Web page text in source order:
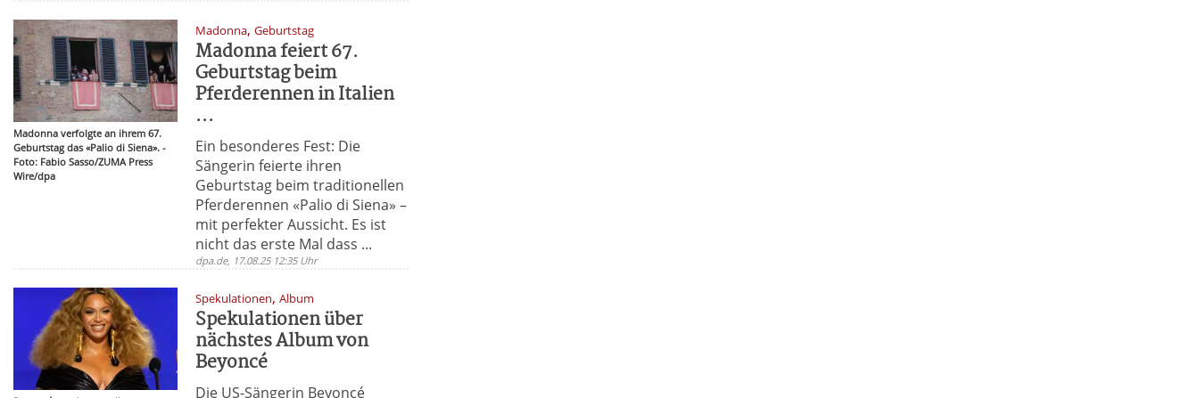
Madonna verfolgte an ihrem 67.
Geburtstag das «Palio di Siena». -
Foto: Fabio Sasso/ZUMA Press
Wire/dpa
Madonna,Geburtstag
Madonna feiert 67.
Geburtstag beim
Pferderennen in Italien
...
Ein besonderes Fest: Die
Sängerin feierte ihren
Geburtstag beim traditionellen
Pferderennen «Palio di Siena» –
mit perfekter Aussicht. Es ist
nicht das erste Mal dass ...
dpa.de, 17.08.25 12:35 Uhr
Spekulationen,Album
Spekulationen über
nächstes Album von
Beyoncé
Die US-Sängerin Beyoncé